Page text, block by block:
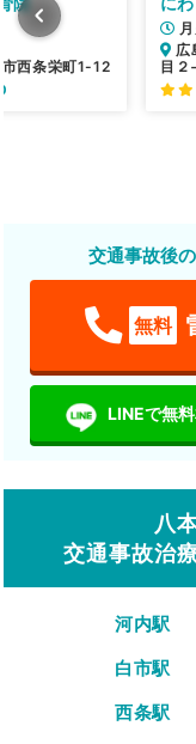
広
目２
西条栄町1-12
交通事故後
無料
LINEで無
八
交通事故治
河内駅
白市駅
西条駅